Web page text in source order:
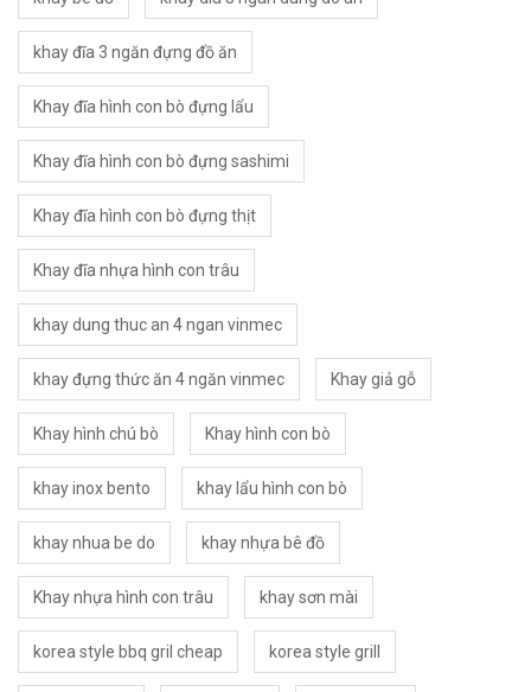
khay đĩa 3 ngăn đựng đồ ăn
Khay đĩa hình con bò đựng lẩu
Khay đĩa hình con bò đựng sashimi
Khay đĩa hình con bò đựng thịt
Khay đĩa nhựa hình con trâu
khay dung thuc an 4 ngan vinmec
khay đựng thức ăn 4 ngăn vinmec Khay giả gỗ
Khay hình chú bò Khay hình con bò
khay inox bento khay lẩu hình con bò
khay nhua be do khay nhựa bê đồ
Khay nhựa hình con trâu khay sơn mài
korea style bbq gril cheap korea style grill